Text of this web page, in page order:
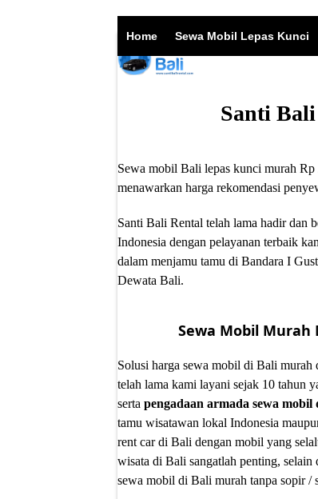
Home Sewa Mobil Lepas Kunci
Santi
Sewa mobil Bali lepas kunci murah
menawarkan harga rekomendasi
Santi Bali Rental telah lama hadir dan
Indonesia dengan pelayanan terbaik
dalam menjamu tamu di Bandara I
Dewata Bali.
Sewa Mobil Murah
Solusi harga sewa mobil di Bali murah
telah lama kami layani sejak 10 tahun
serta pengadaan armada sewa mobil
tamu wisatawan lokal Indonesia
rent car di Bali dengan mobil yang
wisata di Bali sangatlah penting, selain
sewa mobil di Bali murah tanpa sopir/